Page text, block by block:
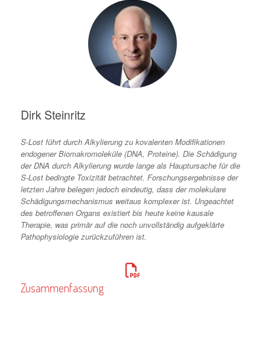
Dirk Steinritz
S-Lost führt durch Alkylierung zu kovalenten Modifikationen
endogener Biomakromoleküle (DNA, Proteine). Die Schädigung
der DNA durch Alkylierung wurde lange als Hauptursache für die
S-Lost bedingte Toxizität betrachtet. Forschungsergebnisse der
letzten Jahre belegen jedoch eindeutig, dass der molekulare
Schädigungsmechanismus weitaus komplexer ist. Ungeachtet
des betroffenen Organs existiert bis heute keine kausale
Therapie, was primär auf die noch unvollständig aufgeklärte
Pathophysiologie zurückzuführen ist.
Zusammenfassung